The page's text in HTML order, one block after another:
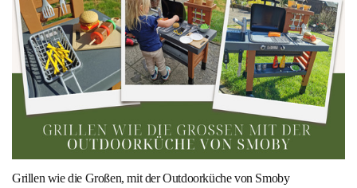
Grillen wie die Großen, mit der Outdoorküche von Smoby